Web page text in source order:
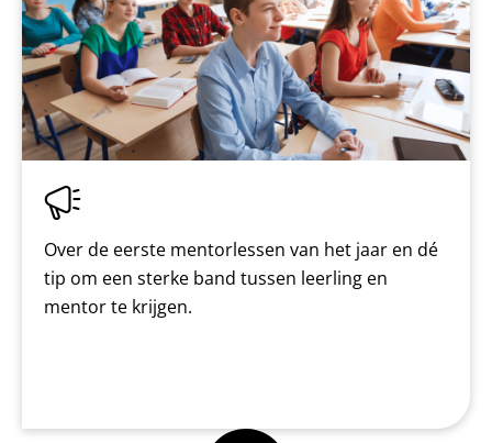
Over de eerste mentorlessen van het jaar en dé
tip om een sterke band tussen leerling en
mentor te krijgen.